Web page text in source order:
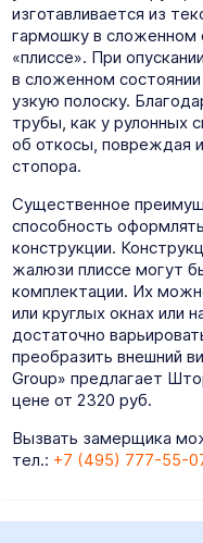
изготавливается из
гармошку в сложенном
«плиссе». При
в сложенном
узкую полоску.
трубы, как у рулонных
об откосы, повреждая
стопора.
Существенное
способность
конструкции.
жалюзи плиссе могут
комплектации. Их
или круглых окнах или
достаточно
преобразить внешний
Group» предлагает
цене от 2320 руб.
Вызвать замерщика
тел.: +7 (495) 777-55-